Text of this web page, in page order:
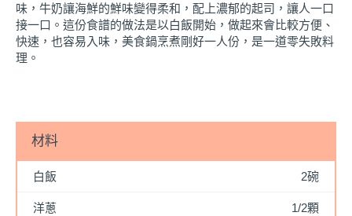
味，牛奶讓海鮮的鮮味變得柔和，配上濃郁的起司，讓人一口
接一口。這份食譜的做法是以白飯開始，做起來會比較方便、
快速，也容易入味，美食鍋烹煮剛好一人份，是一道零失敗料
理。
材料
白飯 2碗
洋蔥 1/2顆